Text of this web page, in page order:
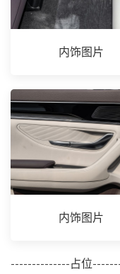
内饰图片
内饰图片
--------------占位